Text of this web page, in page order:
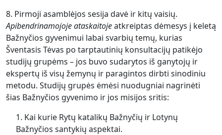
8. Pirmoji asamblėjos sesija davė ir kitų vaisių.
Apibendrinamojoje ataskaitojeatkreiptas dėmesys į keletą
Bažnyčios gyvenimui labai svarbių temų, kurias
Šventasis Tėvas po tarptautinių konsultacijų patikėjo
studijų grupėms – jos buvo sudarytos iš ganytojų ir
ekspertų iš visų žemynų ir paragintos dirbti sinodiniu
metodu. Studijų grupės ėmėsi nuodugniai nagrinėti
šias Bažnyčios gyvenimo ir jos misijos sritis:
1. Kai kurie Rytų katalikų Bažnyčių ir Lotynų
Bažnyčios santykių aspektai.